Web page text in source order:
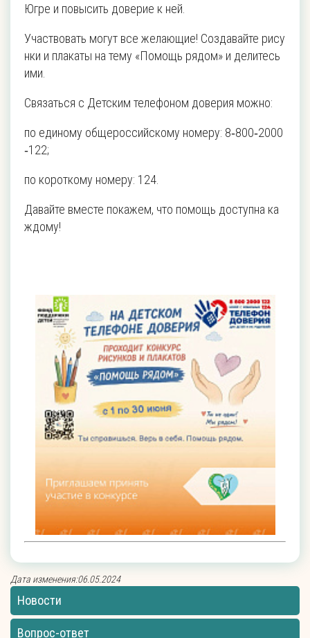
Югре и повысить доверие к ней.
Участвовать могут все желающие! Создавайте рису
нки и плакаты на тему «Помощь рядом» и делитесь
ими.
Связаться с Детским телефоном доверия можно:
по единому общероссийскому номеру: 8‑800‑2000
‑122;
по короткому номеру: 124.
Давайте вместе покажем, что помощь доступна ка
ждому!
Дата изменения:06.05.2024
Новости
Вопрос-ответ